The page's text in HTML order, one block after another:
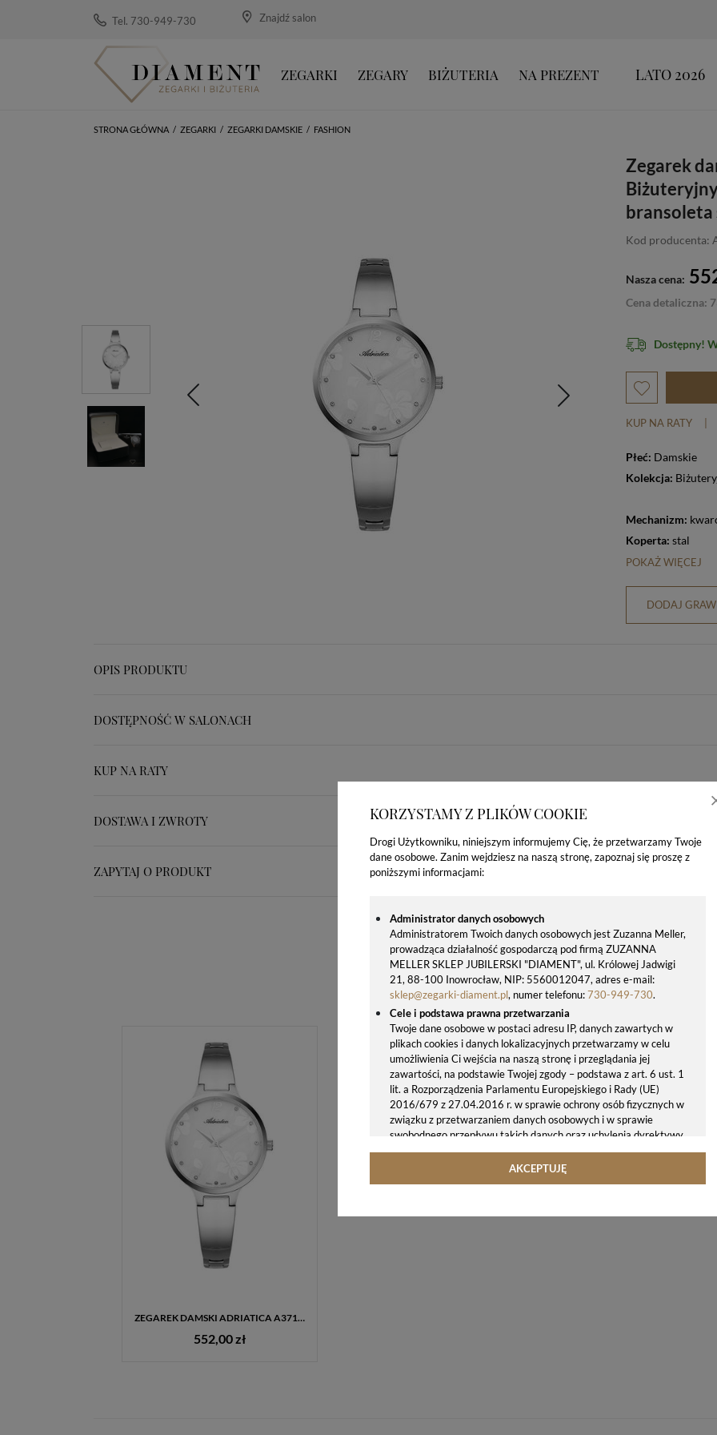
KORZYSTAMY Z PLIKÓW COOKIE
Drogi Użytkowniku, niniejszym informujemy Cię, że przetwarzamy Twoje
dane osobowe. Zanim wejdziesz na naszą stronę, zapoznaj się proszę z
poniższymi informacjami:
Administrator danych osobowych
Administratorem Twoich danych osobowych jest Zuzanna Meller,
prowadząca działalność gospodarczą pod firmą ZUZANNA
MELLER SKLEP JUBILERSKI "DIAMENT", ul. Królowej Jadwigi
21, 88-100 Inowrocław, NIP: 5560012047, adres e-mail:
sklep@zegarki-diament.pl, numer telefonu:730-949-730.
Cele i podstawa prawna przetwarzania
Twoje dane osobowe w postaci adresu IP, danych zawartych w
plikach cookies i danych lokalizacyjnych przetwarzamy w celu
umożliwienia Ci wejścia na naszą stronę i przeglądania jej
zawartości, na podstawie Twojej zgody – podstawa z art. 6 ust. 1
lit. a Rozporządzenia Parlamentu Europejskiego i Rady (UE)
2016/679 z 27.04.2016 r. w sprawie ochrony osób fizycznych w
związku z przetwarzaniem danych osobowych i w sprawie
swobodnego przepływu takich danych oraz uchylenia dyrektywy
95/46/WE (ogólne rozporządzenie o ochronie danych, tj. RODO).
Twoje dane osobowe możemy udostępniać hostingodawcy. Takie
zgodnie z naszymi poleceniami. Przekazujemy Twoje dane poza
AKCEPTUJĘ
Tel. 730-949-730 Znajdź salon
ZEGARKI ZEGARY BIŻUTERIA NA PREZENT LATO 2026
STRONA GŁÓWNA / ZEGARKI / ZEGARKI DAMSKIE / FASHION
Zegarek
bransoleta
Kod producenta:
Nasza cena:
Cena detaliczna:
Dostępny!
KUP NA RATY
Płeć: Damskie
Kolekcja:
Mechanizm:
Koperta: stal
POKAŻ WIĘCEJ
DODAJ
OPIS PRODUKTU
DOSTĘPNOŚĆ W SALONACH
KUP NA RATY
DOSTAWA I ZWROTY
ZAPYTAJ O PRODUKT
OSTATNIO OGLĄDANE PRODUKTY
ZEGAREK DAMSKI ADRIATICA A3710.5173Q BIŻUTERYJNY – MASA PERŁOWA, CYRKONIE, BRANSOLETA STALOWA
552,00 zł